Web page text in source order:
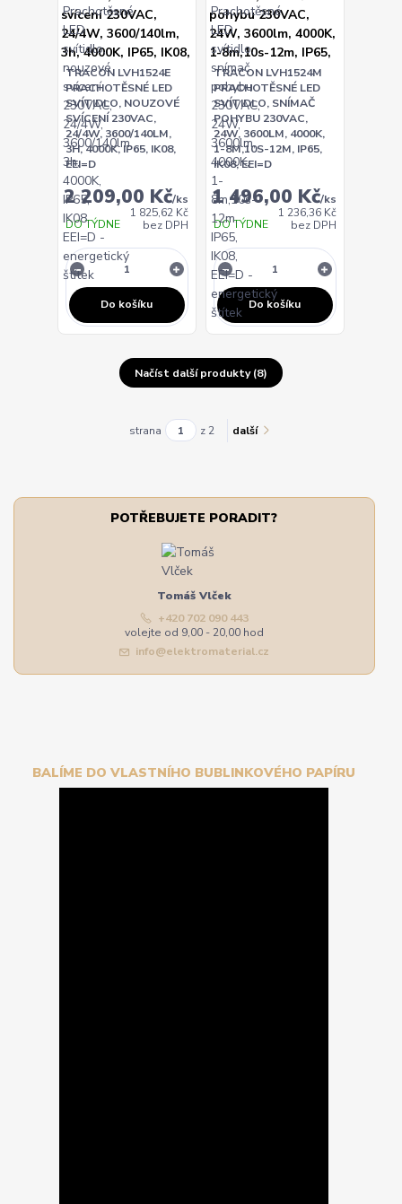
TRACON LVH1524E
PRACHOTĚSNÉ LED
SVÍTIDLO, NOUZOVÉ
SVÍCENÍ 230VAC,
24/4W, 3600/140LM,
3H, 4000K, IP65, IK08,
EEI=D
2 209,00 Kč/ks
1 825,62 Kč
bez DPH
DO TÝDNE
Do košíku
TRACON LVH1524M
PRACHOTĚSNÉ LED
SVÍTIDLO, SNÍMAČ
POHYBU 230VAC,
24W, 3600LM, 4000K,
1-8M,10S-12M, IP65,
IK08, EEI=D
1 496,00 Kč/ks
1 236,36 Kč
bez DPH
DO TÝDNE
Do košíku
Načíst další produkty (8)
strana z 2 další
POTŘEBUJETE PORADIT?
Tomáš Vlček
+420 702 090 443
volejte od 9,00 - 20,00 hod
info@elektromaterial.cz
BALÍME DO VLASTNÍHO BUBLINKOVÉHO PAPÍRU